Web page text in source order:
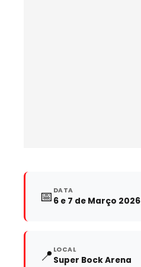
📅 DATA
6 e 7 de Março 2026
📍 LOCAL
Super Bock Arena